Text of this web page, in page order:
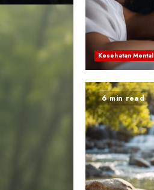
Kesehatan Mental
6 min read